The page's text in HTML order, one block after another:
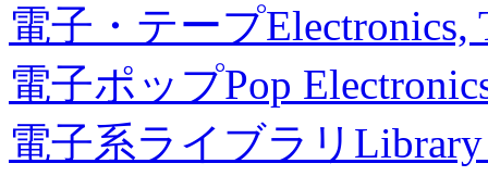
電子・テープElectronics,
電子ポップPop
電子系ライブラリ